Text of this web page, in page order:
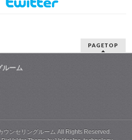
PAGETOP
ルーム
ウンセリングルーム All Rights Reserved.